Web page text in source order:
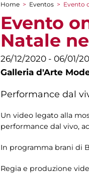
You are here
Home > Eventos > Evento
Evento
Natale
26/12/2020 - 06/01/
Galleria d'Arte
Performance dal
Un video legato alla
performance dal vivo,
In programma brani di
Regia e produzione